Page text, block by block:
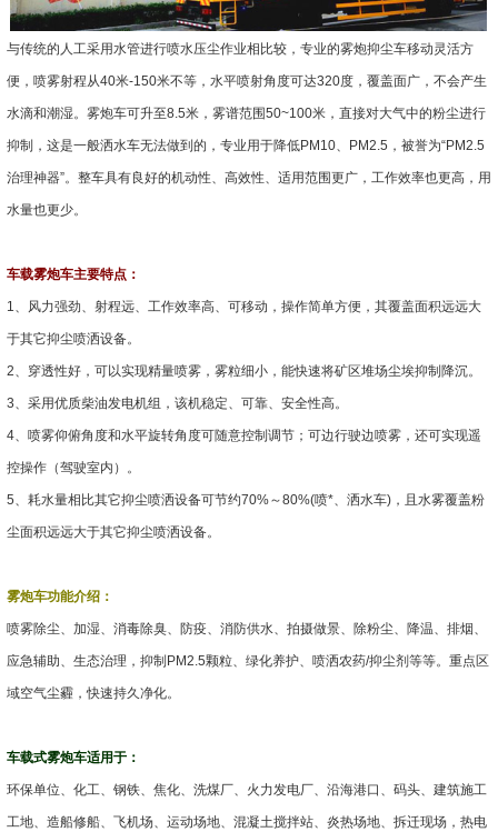
与传统的人工采用水管进行喷水压尘作业相比较，专业的雾炮抑尘车移动灵活方
便，喷雾射程从40米-150米不等，水平喷射角度可达320度，覆盖面广，不会产生
水滴和潮湿。雾炮车可升至8.5米，雾谱范围50~100米，直接对大气中的粉尘进行
抑制，这是一般洒水车无法做到的，专业用于降低PM10、PM2.5，被誉为“PM2.5
治理神器”。整车具有良好的机动性、高效性、适用范围更广，工作效率也更高，用
水量也更少。
车载雾炮车主要特点：
1、风力强劲、射程远、工作效率高、可移动，操作简单方便，其覆盖面积远远大
于其它抑尘喷洒设备。
2、穿透性好，可以实现精量喷雾，雾粒细小，能快速将矿区堆场尘埃抑制降沉。
3、采用优质柴油发电机组，该机稳定、可靠、安全性高。
4、喷雾仰俯角度和水平旋转角度可随意控制调节；可边行驶边喷雾，还可实现遥
控操作（驾驶室内）。
5、耗水量相比其它抑尘喷洒设备可节约70%～80%(喷*、洒水车)，且水雾覆盖粉
尘面积远远大于其它抑尘喷洒设备。
雾炮车功能介绍：
喷雾除尘、加湿、消毒除臭、防疫、消防供水、拍摄做景、除粉尘、降温、排烟、
应急辅助、生态治理，抑制PM2.5颗粒、绿化养护、喷洒农药/抑尘剂等等。重点区
域空气尘霾，快速持久净化。
车载式雾炮车适用于：
环保单位、化工、钢铁、焦化、洗煤厂、火力发电厂、沿海港口、码头、建筑施工
工地、造船修船、飞机场、运动场地、混凝土搅拌站、炎热场地、拆迁现场，热电